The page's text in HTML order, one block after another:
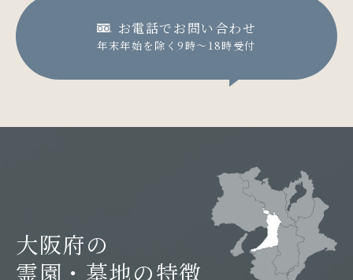
お電話でお問い合わせ
年末年始を除く9時〜18時受付
大阪府の
霊園・墓地の特徴